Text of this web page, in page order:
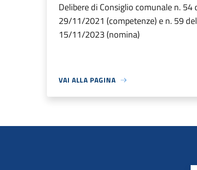
Delibere di Consiglio comunale n. 54
29/11/2021 (competenze) e n. 59 del
15/11/2023 (nomina)
VAI ALLA PAGINA